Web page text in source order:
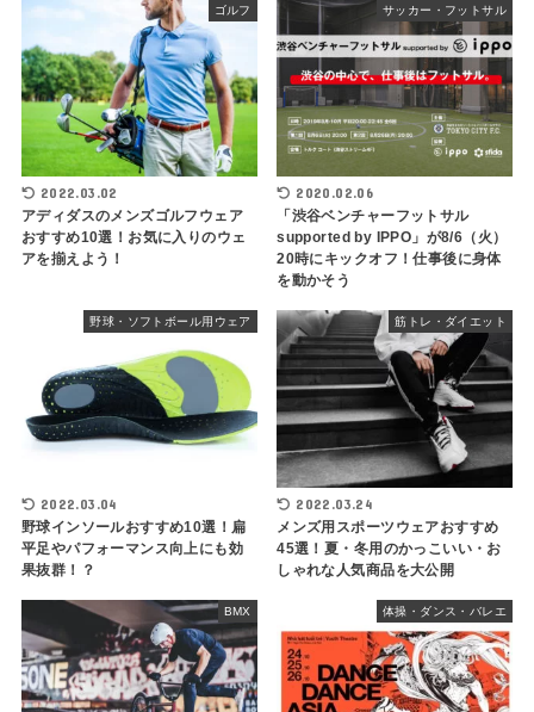
ゴルフ
2022.03.02
アディダスのメンズゴルフウェア
おすすめ10選！お気に入りのウェ
アを揃えよう！
サッカー・フットサル
2020.02.06
「渋谷ベンチャーフットサル
supported by IPPO」が8/6（火）
20時にキックオフ！仕事後に身体
を動かそう
野球・ソフトボール用ウェア
2022.03.04
野球インソールおすすめ10選！扁
平足やパフォーマンス向上にも効
果抜群！？
筋トレ・ダイエット
2022.03.24
メンズ用スポーツウェアおすすめ
45選！夏・冬用のかっこいい・お
しゃれな人気商品を大公開
BMX 体操・ダンス・バレエ